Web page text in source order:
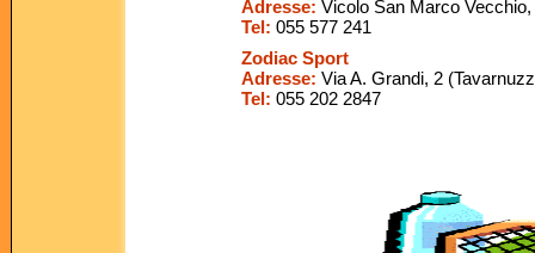
Adresse: Vicolo San Marco Vecchio,
Tel: 055 577 241
Zodiac Sport
Adresse: Via A. Grandi, 2
Tel: 055 202 2847